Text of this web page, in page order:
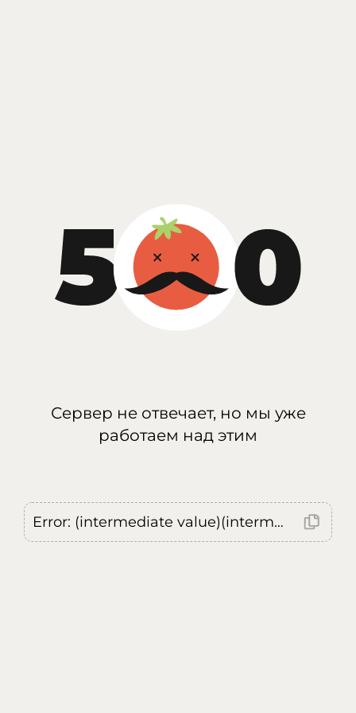
Сервер не отвечает, но мы уже
работаем над этим
Error: (intermediate value)(intermediate value)(intermediate value).replaceAll is not a function